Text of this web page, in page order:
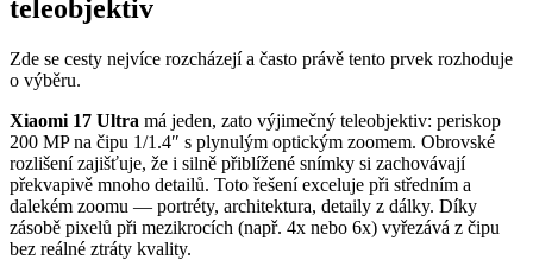
teleobjektiv
Zde se cesty nejvíce rozcházejí a často právě tento prvek rozhoduje
o výběru.
Xiaomi 17 Ultra má jeden, zato výjimečný teleobjektiv: periskop
200 MP na čipu 1/1.4″ s plynulým optickým zoomem. Obrovské
rozlišení zajišťuje, že i silně přiblížené snímky si zachovávají
překvapivě mnoho detailů. Toto řešení exceluje při středním a
dalekém zoomu — portréty, architektura, detaily z dálky. Díky
zásobě pixelů při mezikrocích (např. 4x nebo 6x) vyřezává z čipu
bez reálné ztráty kvality.